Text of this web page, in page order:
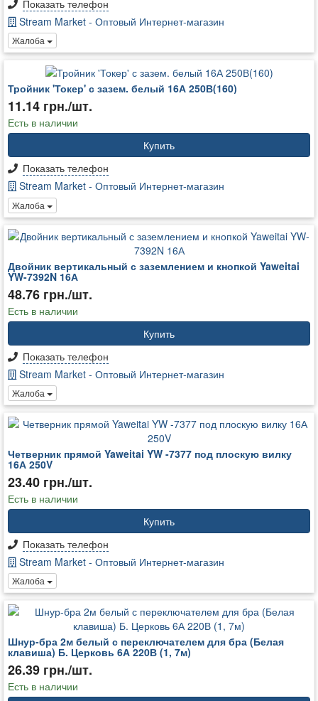
Показать телефон
Stream Market - Оптовый Интернет-магазин
Жалоба
Тройник 'Токер' с зазем. белый 16А 250В(160)
11.14 грн./шт.
Есть в наличии
Купить
Показать телефон
Stream Market - Оптовый Интернет-магазин
Жалоба
Двойник вертикальный с заземлением и кнопкой Yaweitai
YW-7392N 16А
48.76 грн./шт.
Есть в наличии
Купить
Показать телефон
Stream Market - Оптовый Интернет-магазин
Жалоба
Четверник прямой Yaweitai YW -7377 под плоскую вилку
16А 250V
23.40 грн./шт.
Есть в наличии
Купить
Показать телефон
Stream Market - Оптовый Интернет-магазин
Жалоба
Шнур-бра 2м белый с переключателем для бра (Белая
клавиша) Б. Церковь 6А 220В (1, 7м)
26.39 грн./шт.
Есть в наличии